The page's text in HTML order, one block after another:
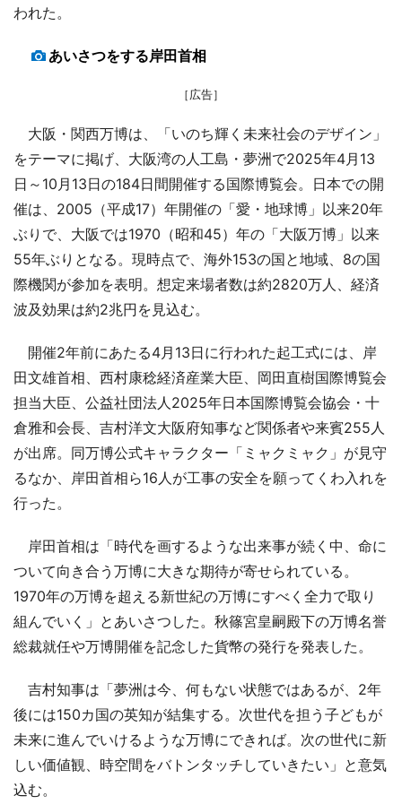
われた。
あいさつをする岸田首相
［広告］
大阪・関西万博は、「いのち輝く未来社会のデザイン」
をテーマに掲げ、大阪湾の人工島・夢洲で2025年4月13
日～10月13日の184日間開催する国際博覧会。日本での開
催は、2005（平成17）年開催の「愛・地球博」以来20年
ぶりで、大阪では1970（昭和45）年の「大阪万博」以来
55年ぶりとなる。現時点で、海外153の国と地域、8の国
際機関が参加を表明。想定来場者数は約2820万人、経済
波及効果は約2兆円を見込む。
開催2年前にあたる4月13日に行われた起工式には、岸
田文雄首相、西村康稔経済産業大臣、岡田直樹国際博覧会
担当大臣、公益社団法人2025年日本国際博覧会協会・十
倉雅和会長、吉村洋文大阪府知事など関係者や来賓255人
が出席。同万博公式キャラクター「ミャクミャク」が見守
るなか、岸田首相ら16人が工事の安全を願ってくわ入れを
行った。
岸田首相は「時代を画するような出来事が続く中、命に
ついて向き合う万博に大きな期待が寄せられている。
1970年の万博を超える新世紀の万博にすべく全力で取り
組んでいく」とあいさつした。秋篠宮皇嗣殿下の万博名誉
総裁就任や万博開催を記念した貨幣の発行を発表した。
吉村知事は「夢洲は今、何もない状態ではあるが、2年
後には150カ国の英知が結集する。次世代を担う子どもが
未来に進んでいけるような万博にできれば。次の世代に新
しい価値観、時空間をバトンタッチしていきたい」と意気
込む。